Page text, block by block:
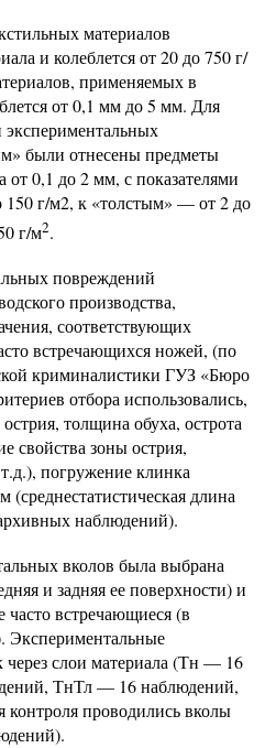
материалов
и колеблется от 20 до 750 г/
применяемых в
от 0,1 мм до 5 мм. Для
экспериментальных
были отнесены предметы
0,1 до 2 мм, с показателями
150 г/м2, к «толстым» — от 2 до
г/м2.
повреждений
производства,
соответствующих
встречающихся ножей, (по
криминалистики ГУЗ «Бюро
отбора использовались,
толщина обуха, острота
свойства зоны острия,
погружение клинка
(среднестатистическая длина
наблюдений).
вколов была выбрана
и задняя ее поверхности) и
часто встречающиеся (в
Экспериментальные
через слои материала (Тн — 16
ТнТл — 16 наблюдений,
проводились вколы